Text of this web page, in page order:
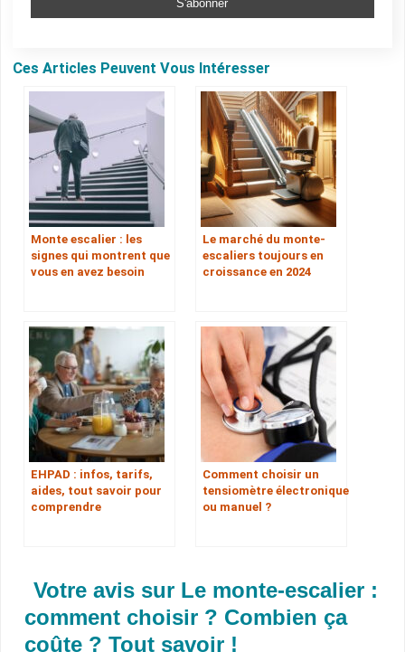
Ces Articles Peuvent Vous Intéresser
Monte escalier : les
signes qui montrent que
vous en avez besoin
Le marché du monte-
escaliers toujours en
croissance en 2024
EHPAD : infos, tarifs,
aides, tout savoir pour
comprendre
Comment choisir un
tensiomètre électronique
ou manuel ?
Votre avis sur Le monte-escalier :
comment choisir ? Combien ça
coûte ? Tout savoir !